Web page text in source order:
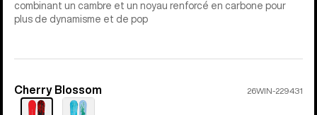
combinant un cambre et un noyau renforcé en carbone pour
plus de dynamisme et de pop
Couleur
Cherry Blossom 26WIN-229431